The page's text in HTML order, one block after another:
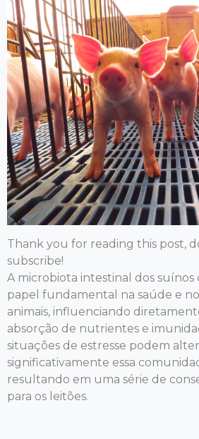
Thank you for reading this post,
subscribe!
A microbiota intestinal dos
papel fundamental na saúde e
animais, influenciando
absorção de nutrientes e
situações de estresse podem
significativamente essa
resultando em uma série de
para os leitões.